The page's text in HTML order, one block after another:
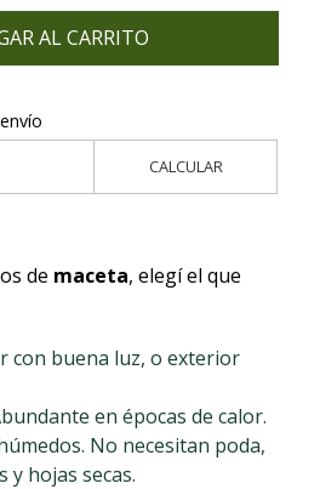
AL CARRITO
CALCULAR
de maceta, elegí el que
buena luz, o exterior
en épocas de calor.
No necesitan poda,
y hojas secas.